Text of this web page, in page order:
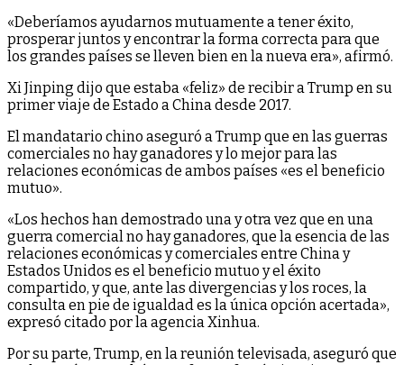
«Deberíamos ayudarnos mutuamente a tener éxito,
prosperar juntos y encontrar la forma correcta para que
los grandes países se lleven bien en la nueva era», afirmó.
Xi Jinping dijo que estaba «feliz» de recibir a Trump en su
primer viaje de Estado a China desde 2017.
El mandatario chino aseguró a Trump que en las guerras
comerciales no hay ganadores y lo mejor para las
relaciones económicas de ambos países «es el beneficio
mutuo».
«Los hechos han demostrado una y otra vez que en una
guerra comercial no hay ganadores, que la esencia de las
relaciones económicas y comerciales entre China y
Estados Unidos es el beneficio mutuo y el éxito
compartido, y que, ante las divergencias y los roces, la
consulta en pie de igualdad es la única opción acertada»,
expresó citado por la agencia Xinhua.
Por su parte, Trump, en la reunión televisada, aseguró que